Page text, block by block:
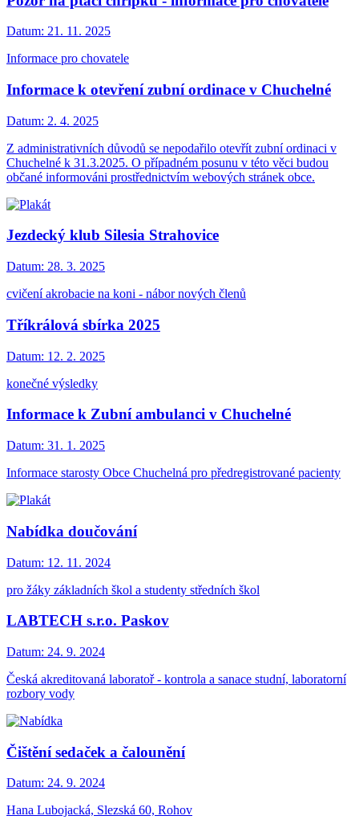
Datum: 21. 11. 2025
Informace pro chovatele
Informace k otevření zubní ordinace v Chuchelné
Datum: 2. 4. 2025
Z administrativních důvodů se nepodařilo otevřít zubní ordinaci v
Chuchelné k 31.3.2025. O případném posunu v této věci budou
občané informováni prostřednictvím webových stránek obce.
Jezdecký klub Silesia Strahovice
Datum: 28. 3. 2025
cvičení akrobacie na koni - nábor nových členů
Tříkrálová sbírka 2025
Datum: 12. 2. 2025
konečné výsledky
Informace k Zubní ambulanci v Chuchelné
Datum: 31. 1. 2025
Informace starosty Obce Chuchelná pro předregistrované pacienty
Nabídka doučování
Datum: 12. 11. 2024
pro žáky základních škol a studenty středních škol
LABTECH s.r.o. Paskov
Datum: 24. 9. 2024
Česká akreditovaná laboratoř - kontrola a sanace studní, laboratorní
rozbory vody
Čištění sedaček a čalounění
Datum: 24. 9. 2024
Hana Lubojacká, Slezská 60, Rohov